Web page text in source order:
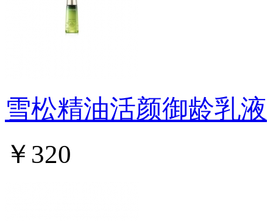
雪松精油活颜御龄乳液
￥320